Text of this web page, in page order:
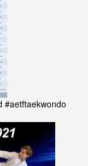
#aetftaekwondo